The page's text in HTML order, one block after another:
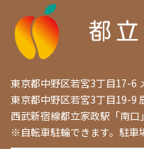
東京都中野区若宮3丁目17-6
東京都中野区若宮3丁目19-9
西武新宿線都立家政駅「南口
※自転車駐輪できます。駐車